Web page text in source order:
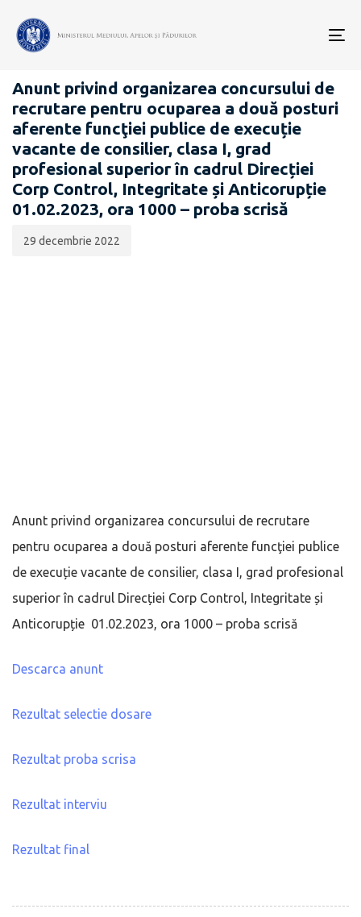
CARIERĂ
Anunt privind organizarea concursului de
recrutare pentru ocuparea a două posturi
aferente funcţiei publice de execuție
vacante de consilier, clasa I, grad
profesional superior în cadrul Direcției
Corp Control, Integritate și Anticorupție
01.02.2023, ora 1000 – proba scrisă
publicării:
29 decembrie 2022
Anunt privind organizarea concursului de recrutare
pentru ocuparea a două posturi aferente funcţiei publice
de execuție vacante de consilier, clasa I, grad profesional
superior în cadrul Direcției Corp Control, Integritate și
Anticorupție 01.02.2023, ora 1000 – proba scrisă
Descarca anunt
Rezultat selectie dosare
Rezultat proba scrisa
Rezultat interviu
Rezultat final